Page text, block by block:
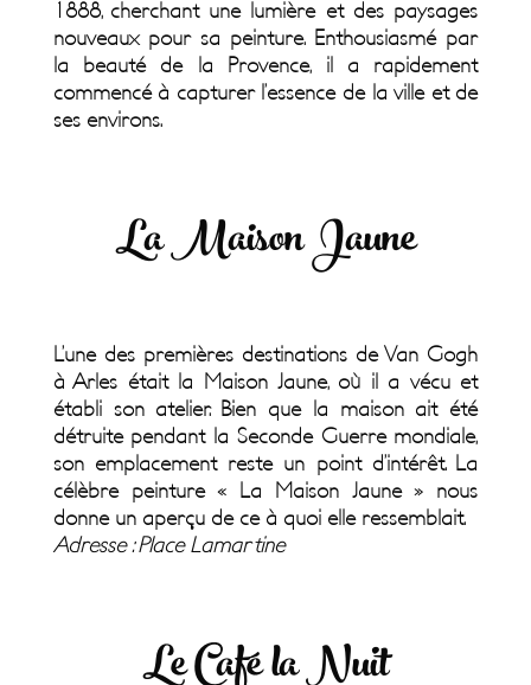
1888, cherchant une lumière et des paysages
nouveaux pour sa peinture. Enthousiasmé par
la beauté de la Provence, il a rapidement
commencé à capturer l’essence de la ville et de
ses environs.
La Maison Jaune
L’une des premières destinations de Van Gogh
à Arles était la Maison Jaune, où il a vécu et
établi son atelier. Bien que la maison ait été
détruite pendant la Seconde Guerre mondiale,
son emplacement reste un point d’intérêt. La
célèbre peinture « La Maison Jaune » nous
donne un aperçu de ce à quoi elle ressemblait.
Adresse: Place Lamartine
Le Café la Nuit